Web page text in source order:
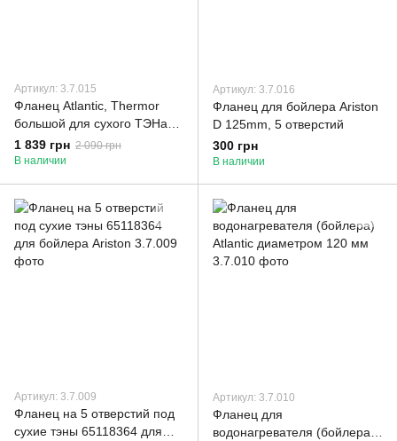
Артикул: 3.7.015
Фланец Atlantic, Thermor
большой для сухого ТЭНа
2.0 кВат (MO 00100 T Atl)
1 839 грн 2 090 грн
В наличии
Артикул: 3.7.016
Фланец для бойлера Ariston
D 125mm, 5 отверстий
300 грн
В наличии
Артикул: 3.7.009
Фланец на 5 отверстий под
сухие тэны 65118364 для
Артикул: 3.7.010
Фланец для
водонагревателя (бойлера)